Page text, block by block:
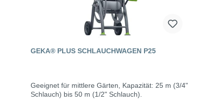
GEKA® PLUS SCHLAUCHWAGEN P25
Geeignet für mittlere Gärten, Kapazität: 25 m (3/4"
Schlauch) bis 50 m (1/2" Schlauch).